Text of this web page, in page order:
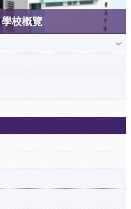
學校概覽